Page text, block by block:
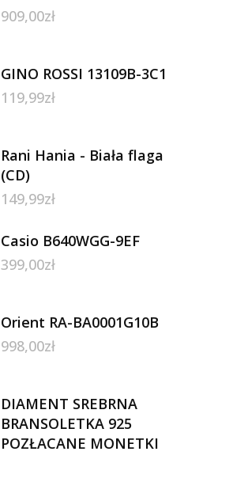
909,00zł
GINO ROSSI 13109B-3C1
119,99zł
Rani Hania - Biała flaga
(CD)
149,99zł
Casio B640WGG-9EF
399,00zł
Orient RA-BA0001G10B
998,00zł
DIAMENT SREBRNA
BRANSOLETKA 925
POZŁACANE MONETKI